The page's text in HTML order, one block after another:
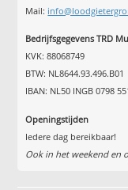
Mail:
Bedrijfsgegevens TRD
KVK: 88068749
BTW: NL8644.93.496.B01
IBAN: NL50 INGB 0798
Openingstijden
Iedere dag bereikbaar!
Ook in het weekend en